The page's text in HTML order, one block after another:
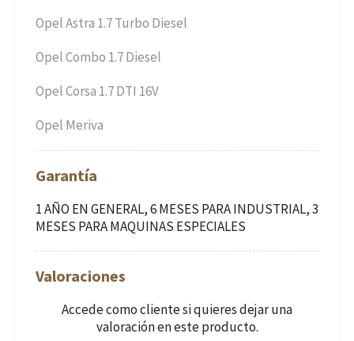
Opel Astra 1.7 Turbo Diesel
Opel Combo 1.7 Diesel
Opel Corsa 1.7 DTI 16V
Opel Meriva
Garantía
1 AÑO EN GENERAL, 6 MESES PARA INDUSTRIAL, 3
MESES PARA MAQUINAS ESPECIALES
Valoraciones
Accede como clientesi quieres dejar una
valoración en este producto.